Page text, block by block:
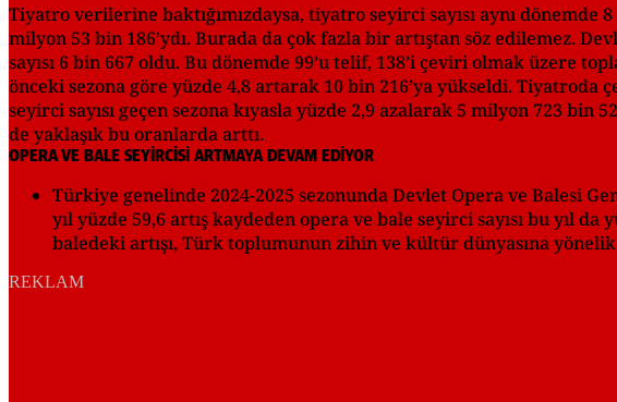
Tiyatro verilerine baktığımızdaysa, tiyatro seyirci sayısı aynı
milyon 53 bin 186’ydı. Burada da çok fazla bir artıştan söz edilemez.
sayısı 6 bin 667 oldu. Bu dönemde 99’u telif, 138’i çeviri olmak üzere
önceki sezona göre yüzde 4,8 artarak 10 bin 216’ya yükseldi. Tiyatroda
seyirci sayısı geçen sezona kıyasla yüzde 2,9 azalarak 5 milyon 723 bin
de yaklaşık bu oranlarda arttı.
OPERA VE BALE SEYİRCİSİ ARTMAYA DEVAM EDİYOR
Türkiye genelinde 2024-2025 sezonunda Devlet Opera ve Balesi
yıl yüzde 59,6 artış kaydeden opera ve bale seyirci sayısı bu yıl
baledeki artışı, Türk toplumunun zihin ve kültür dünyasına
REKLAM